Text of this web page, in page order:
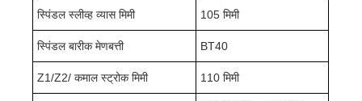
स्पिंडल स्लीव्ह व्यास मिमी 105 मिमी
स्पिंडल बारीक मेणबत्ती BT40
Z1/Z2/ कमाल स्ट्रोक मिमी 110 मिमी